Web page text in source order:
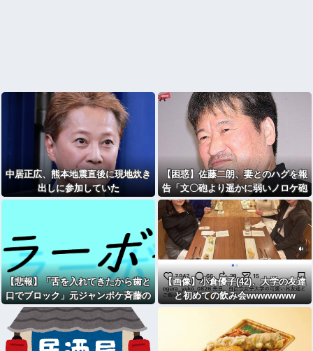
中居正広、熊本地震直後に現地炊き
出しに参加していた
【困惑】佐藤二朗、妻とのハグを報
告「文〇砲より遥かに弱いノロケ砲
をお見舞いする」
【悲報】「舌を入れてきたから歯と
口でブロック」元ジャンポケ斉藤の
不同意性交公判
【画像】小倉優子(42)、大学の友達
と初めての飲み会wwwwwww